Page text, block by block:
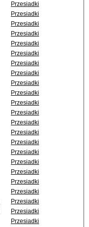
Przesiadki
Przesiadki
Przesiadki
Przesiadki
Przesiadki
Przesiadki
Przesiadki
Przesiadki
Przesiadki
Przesiadki
Przesiadki
Przesiadki
Przesiadki
Przesiadki
Przesiadki
Przesiadki
Przesiadki
Przesiadki
Przesiadki
Przesiadki
Przesiadki
Przesiadki
Przesiadki